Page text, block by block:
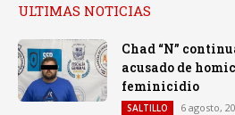
ULTIMAS NOTICIAS
Chad “N”
acusado de
feminicidio
SALTILLO 6 agosto,